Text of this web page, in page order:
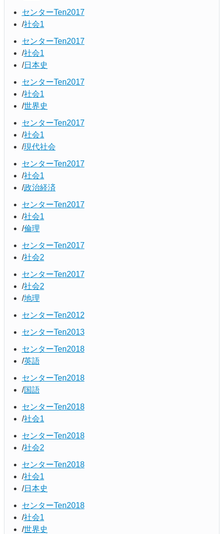
センターTen2017
社会1
センターTen2017
社会1
日本史
センターTen2017
社会1
世界史
センターTen2017
社会1
現代社会
センターTen2017
社会1
政治経済
センターTen2017
社会1
倫理
センターTen2017
社会2
センターTen2017
社会2
地理
センターTen2012
センターTen2013
センターTen2018
英語
センターTen2018
国語
センターTen2018
社会1
センターTen2018
社会2
センターTen2018
社会1
日本史
センターTen2018
社会1
世界史